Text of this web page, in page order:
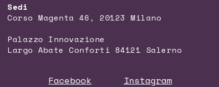
Sedi
Corso Magenta 46, 20123 Milano
Palazzo Innovazione
Largo Abate Conforti 84121 Salerno
Facebook
Instagram